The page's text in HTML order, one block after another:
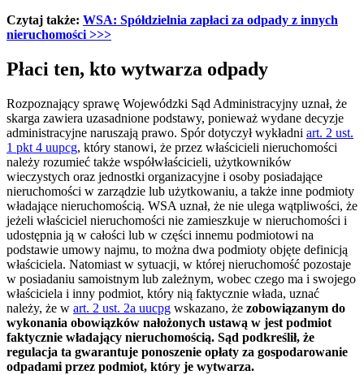
Czytaj także: WSA: Spółdzielnia zapłaci za odpady z innych
nieruchomości >>>
Płaci ten, kto wytwarza odpady
Rozpoznający sprawę Wojewódzki Sąd Administracyjny uznał, że
skarga zawiera uzasadnione podstawy, ponieważ wydane decyzje
administracyjne naruszają prawo. Spór dotyczył wykładni art. 2 ust.
1 pkt 4 uupcg, który stanowi, że przez właścicieli nieruchomości
należy rozumieć także współwłaścicieli, użytkowników
wieczystych oraz jednostki organizacyjne i osoby posiadające
nieruchomości w zarządzie lub użytkowaniu, a także inne podmioty
władające nieruchomością. WSA uznał, że nie ulega wątpliwości, że
jeżeli właściciel nieruchomości nie zamieszkuje w nieruchomości i
udostępnia ją w całości lub w części innemu podmiotowi na
podstawie umowy najmu, to można dwa podmioty objęte definicją
właściciela. Natomiast w sytuacji, w której nieruchomość pozostaje
w posiadaniu samoistnym lub zależnym, wobec czego ma i swojego
właściciela i inny podmiot, który nią faktycznie włada, uznać
należy, że w art. 2 ust. 2a uucpg wskazano, że zobowiązanym do
wykonania obowiązków nałożonych ustawą w jest podmiot
faktycznie władający nieruchomością. Sąd podkreślił, że
regulacja ta gwarantuje ponoszenie opłaty za gospodarowanie
odpadami przez podmiot, który je wytwarza.